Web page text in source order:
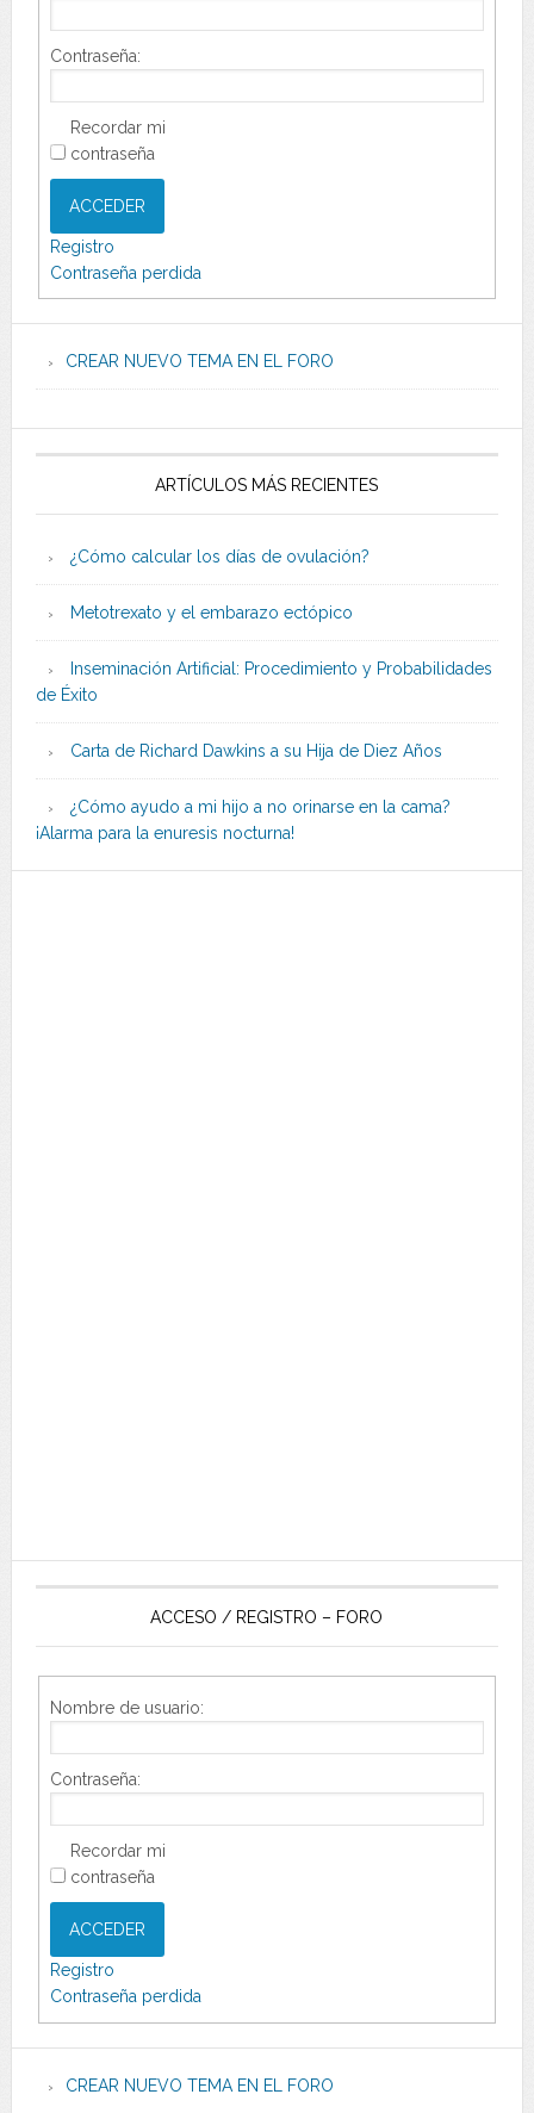
Contraseña:
Recordar mi
contraseña
ACCEDER
Registro
Contraseña perdida
CREAR NUEVO TEMA EN EL FORO
ARTÍCULOS MÁS RECIENTES
¿Cómo calcular los días de ovulación?
Metotrexato y el embarazo ectópico
Inseminación Artificial: Procedimiento y Probabilidades
de Éxito
Carta de Richard Dawkins a su Hija de Diez Años
¿Cómo ayudo a mi hijo a no orinarse en la cama?
¡Alarma para la enuresis nocturna!
ACCESO / REGISTRO – FORO
Nombre de usuario:
Contraseña:
Recordar mi
contraseña
ACCEDER
Registro
Contraseña perdida
CREAR NUEVO TEMA EN EL FORO